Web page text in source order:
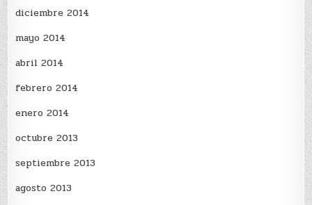
diciembre 2014
mayo 2014
abril 2014
febrero 2014
enero 2014
octubre 2013
septiembre 2013
agosto 2013